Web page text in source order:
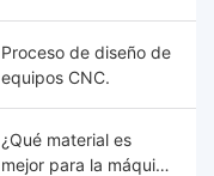
Proceso de diseño de
equipos CNC.
¿Qué material es
mejor para la máquina